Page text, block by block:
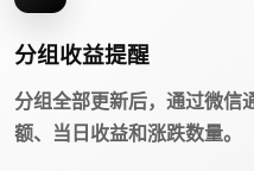
分组收益提醒
分组全部更新后，通过微信
额、当日收益和涨跌数量。